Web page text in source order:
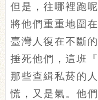
但是，往哪裡跑
將他們重重地圍
臺灣人復在不斷
捶死他們，這班
那些查緝私菸的
慌，又是氣。他